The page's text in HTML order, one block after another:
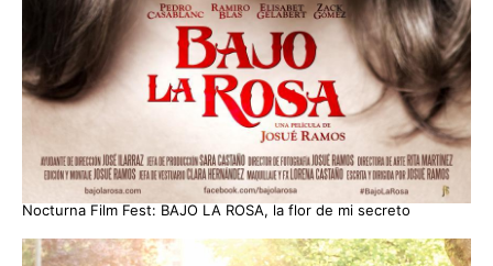
Nocturna Film Fest: BAJO LA ROSA, la flor de mi secreto